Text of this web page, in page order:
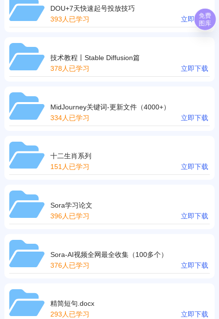
DOU+7天快速起号投放技巧
393人已学习
立即下载
技术教程丨Stable Diffusion篇
378人已学习
立即下载
MidJourney关键词-更新文件（4000+）
334人已学习
立即下载
十二生肖系列
151人已学习
立即下载
Sora学习论文
396人已学习
立即下载
Sora-AI视频全网最全收集（100多个）
376人已学习
立即下载
精简短句.docx
293人已学习
立即下载
免费
图库